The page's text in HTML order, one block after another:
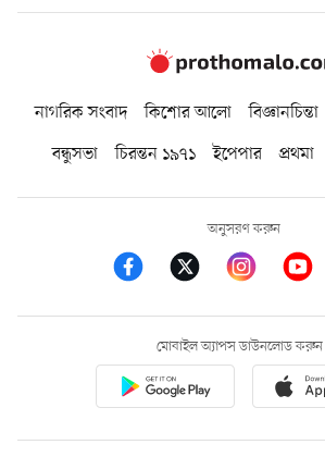
নাগরিক সংবাদ কিশোর আলো বিজ্ঞানচিন্তা
বন্ধুসভা
চিরন্তন ১৯৭১ ইপেপার প্রথমা
অনুসরণ করুন
মোবাইল অ্যাপস ডাউনলোড করুন